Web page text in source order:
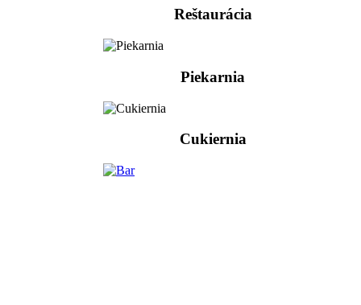
Reštaurácia
Piekarnia
Cukiernia